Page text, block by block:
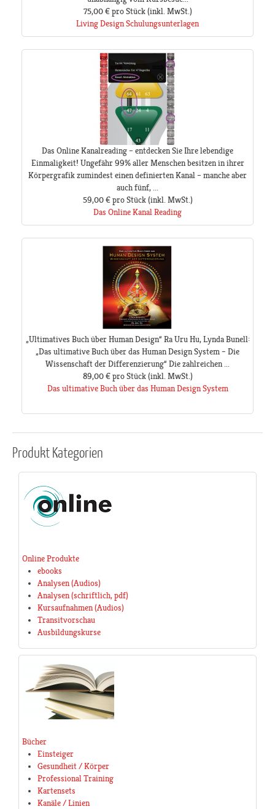
75,00 € pro Stück(inkl. MwSt.)
Living Design Schulungsunterlagen
Das Online Kanalreading – entdecken Sie Ihre lebendige
Einmaligkeit! Ungefähr 99% aller Menschen besitzen in ihrer
Körpergrafik zumindest einen definierten Kanal – manche aber
auch fünf, ...
59,00 € pro Stück(inkl. MwSt.)
Das Online Kanal Reading
„Ultimatives Buch über Human Design“ Ra Uru Hu, Lynda Bunell:
„Das ultimative Buch über das Human Design System – Die
Wissenschaft der Differenzierung“ Die zahlreichen ...
89,00 € pro Stück(inkl. MwSt.)
Das ultimative Buch über das Human Design System
ProduktKategorien
Online Produkte
ebooks
Analysen (Audios)
Analysen (schriftlich, pdf)
Kursaufnahmen (Audios)
Transitvorschau
Ausbildungskurse
Bücher
Einsteiger
Gesundheit / Körper
Professional Training
Kartensets
Kanäle / Linien